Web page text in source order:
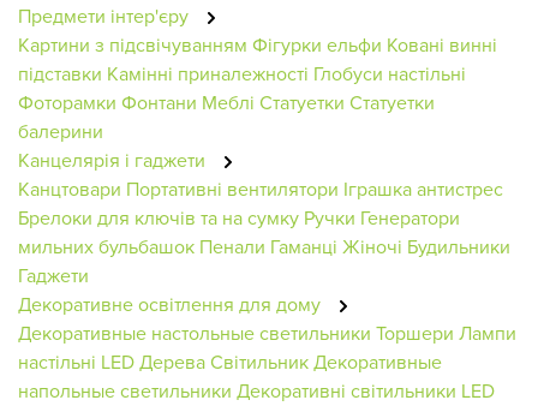
Предмети інтер'єру
Картини з підсвічуванням Фігурки ельфи Ковані винні
підставки Камінні приналежності Глобуси настільні
Фоторамки Фонтани Меблі Статуетки Статуетки
балерини
Канцелярія і гаджети
Канцтовари Портативні вентилятори Іграшка антистрес
Брелоки для ключів та на сумку Ручки Генератори
мильних бульбашок Пенали Гаманці Жіночі Будильники
Гаджети
Декоративне освітлення для дому
Декоративные настольные светильники Торшери Лампи
настільні LED ДереваСвітильникДекоративные
напольные светильники Декоративні світильники LED